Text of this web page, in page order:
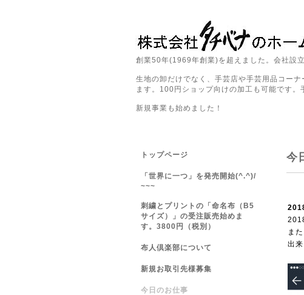
創業50年(1969年創業)を超えました。会社
生地の卸だけでなく、手芸店や手芸用品コー
ます。100円ショップ向けの加工も可能です
新規事業も始めました！
今
ま
出
トップページ
「世界に一つ」を発売開始(^.^)/
~~~
刺繍とプリントの「命名布（B5
サイズ）」の受注販売始めま
す。3800円（税別）
布人倶楽部について
新規お取引先様募集
今日のお仕事